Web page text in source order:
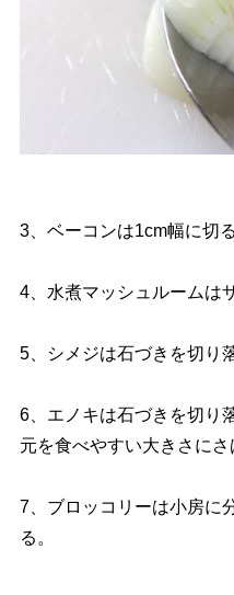
3、ベーコンは1cm幅に切る
4、水煮マッシュルームは
5、シメジは石づきを切り
6、エノキは石づきを切り
元を食べやすい大きさにさ
7、ブロッコリーは小房に
る。